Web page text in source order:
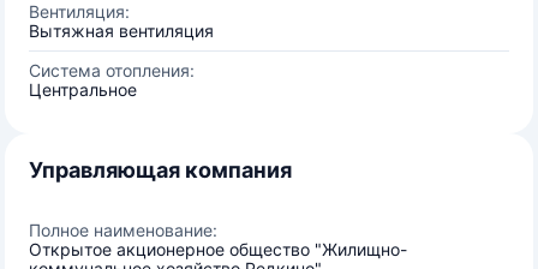
Вентиляция:
Вытяжная вентиляция
Система отопления:
Центральное
Управляющая компания
Полное наименование:
Открытое акционерное общество "Жилищно-